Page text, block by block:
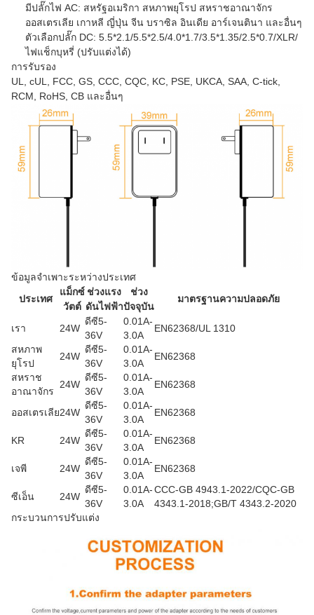
มีปลั๊กไฟ AC: สหรัฐอเมริกา สหภาพยุโรป สหราชอาณาจักร
ออสเตรเลีย เกาหลี ญี่ปุ่น จีน บราซิล อินเดีย อาร์เจนตินา และอื่นๆ
ตัวเลือกปลั๊ก DC: 5.5*2.1/5.5*2.5/4.0*1.7/3.5*1.35/2.5*0.7/XLR/
ไฟแช็กบุหรี่ (ปรับแต่งได้)
การรับรอง
UL, cUL, FCC, GS, CCC, CQC, KC, PSE, UKCA, SAA, C-tick,
RCM, RoHS, CB และอื่นๆ
ข้อมูลจำเพาะระหว่างประเทศ
ประเทศ
แม็กซ์
วัตต์
ช่วงแรง
ดันไฟฟ้า
ช่วง
ปัจจุบัน
มาตรฐานความปลอดภัย
เรา 24W
ดีซี5-
36V
0.01A-
3.0A
EN62368/UL 1310
สหภาพ
ยุโรป
24W
ดีซี5-
36V
0.01A-
3.0A
EN62368
สหราช
อาณาจักร
24W
ดีซี5-
36V
0.01A-
3.0A
EN62368
ออสเตรเลีย24W
ดีซี5-
36V
0.01A-
3.0A
EN62368
KR 24W
ดีซี5-
36V
0.01A-
3.0A
EN62368
เจพี 24W
ดีซี5-
36V
0.01A-
3.0A
EN62368
ซีเอ็น 24W
ดีซี5-
36V
0.01A-
3.0A
CCC-GB 4943.1-2022/CQC-GB
4343.1-2018;GB/T 4343.2-2020
กระบวนการปรับแต่ง